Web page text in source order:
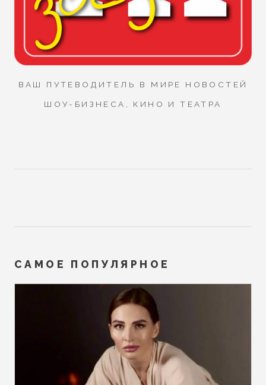
ВАШ ПУТЕВОДИТЕЛЬ В МИРЕ НОВОСТЕЙ
ШОУ-БИЗНЕСА, КИНО И ТЕАТРА
САМОЕ ПОПУЛЯРНОЕ